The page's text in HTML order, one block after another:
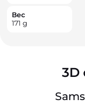
Вес
171 g
3D